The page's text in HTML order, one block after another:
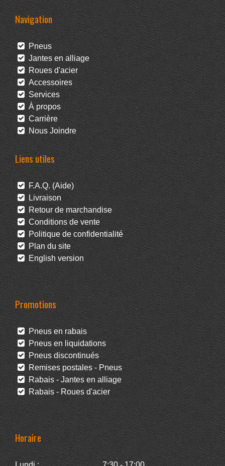
Navigation
Pneus
Jantes en alliage
Roues d'acier
Accessoires
Services
À propos
Carrière
Nous Joindre
Liens utiles
F.A.Q. (Aide)
Livraison
Retour de marchandise
Conditions de vente
Politique de confidentialité
Plan du site
English version
Promotions
Pneus en rabais
Pneus en liquidations
Pneus discontinués
Remises postales - Pneus
Rabais - Jantes en alliage
Rabais - Roues d'acier
Horaire